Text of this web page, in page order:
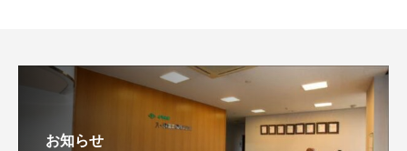
お知らせ